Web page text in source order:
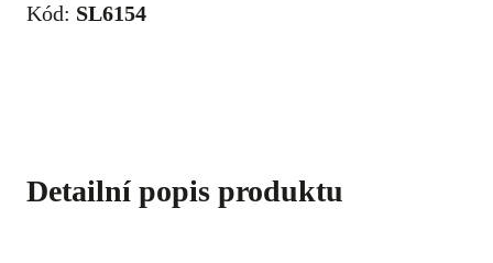
Kód: SL6154
Detailní popis produktu